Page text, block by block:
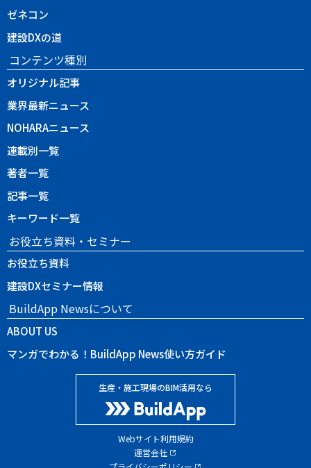
ゼネコン
建設DXの道
コンテンツ種別
オリジナル記事
業界最新ニュース
NOHARAニュース
連載別一覧
著者一覧
記事一覧
キーワード一覧
お役立ち資料・セミナー
お役立ち資料
建設DXセミナー情報
BuildApp Newsについて
ABOUT US
マンガでわかる！BuildApp News使い方ガイド
生産・施工現場のBIM活用なら
Webサイト利用規約
運営会社